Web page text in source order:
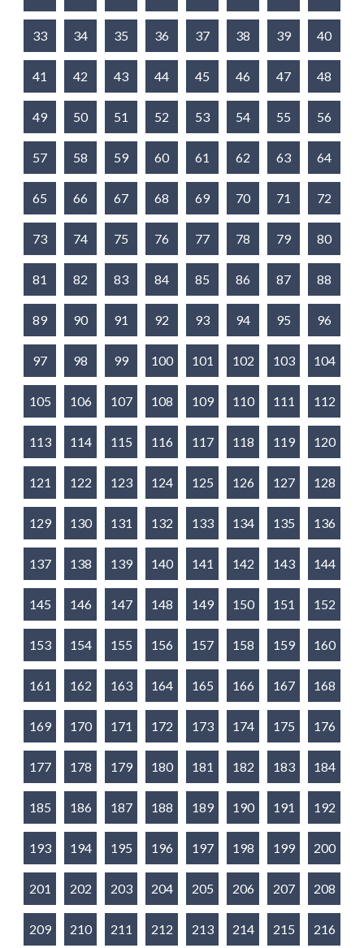
33 34 35 36 37 38 39 40
41 42 43 44 45 46 47 48
49 50 51 52 53 54 55 56
57 58 59 60 61 62 63 64
65 66 67 68 69 70 71 72
73 74 75 76 77 78 79 80
81 82 83 84 85 86 87 88
89 90 91 92 93 94 95 96
97 98 99 100 101 102 103 104
105 106 107 108 109 110 111 112
113 114 115 116 117 118 119 120
121 122 123 124 125 126 127 128
129 130 131 132 133 134 135 136
137 138 139 140 141 142 143 144
145 146 147 148 149 150 151 152
153 154 155 156 157 158 159 160
161 162 163 164 165 166 167 168
169 170 171 172 173 174 175 176
177 178 179 180 181 182 183 184
185 186 187 188 189 190 191 192
193 194 195 196 197 198 199 200
201 202 203 204 205 206 207 208
209 210 211 212 213 214 215 216